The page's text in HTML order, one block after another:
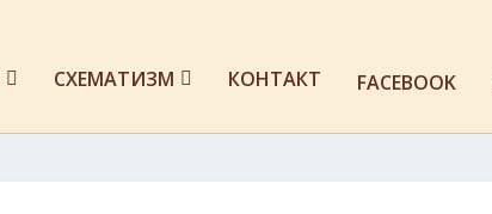
СХЕМАТИЗМ КОНТАКТ FACEBOOK